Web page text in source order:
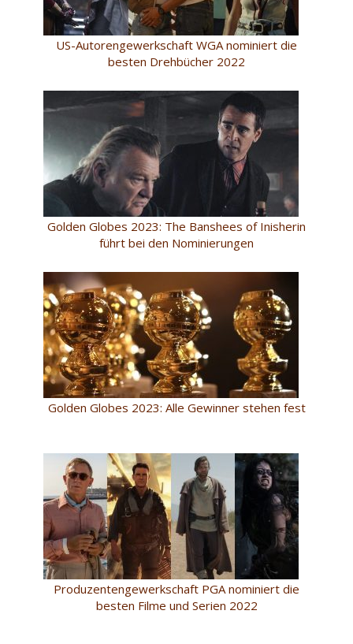
US-Autorengewerkschaft WGA nominiert die
besten Drehbücher 2022
Golden Globes 2023: The Banshees of Inisherin
führt bei den Nominierungen
Golden Globes 2023: Alle Gewinner stehen fest
Produzentengewerkschaft PGA nominiert die
besten Filme und Serien 2022